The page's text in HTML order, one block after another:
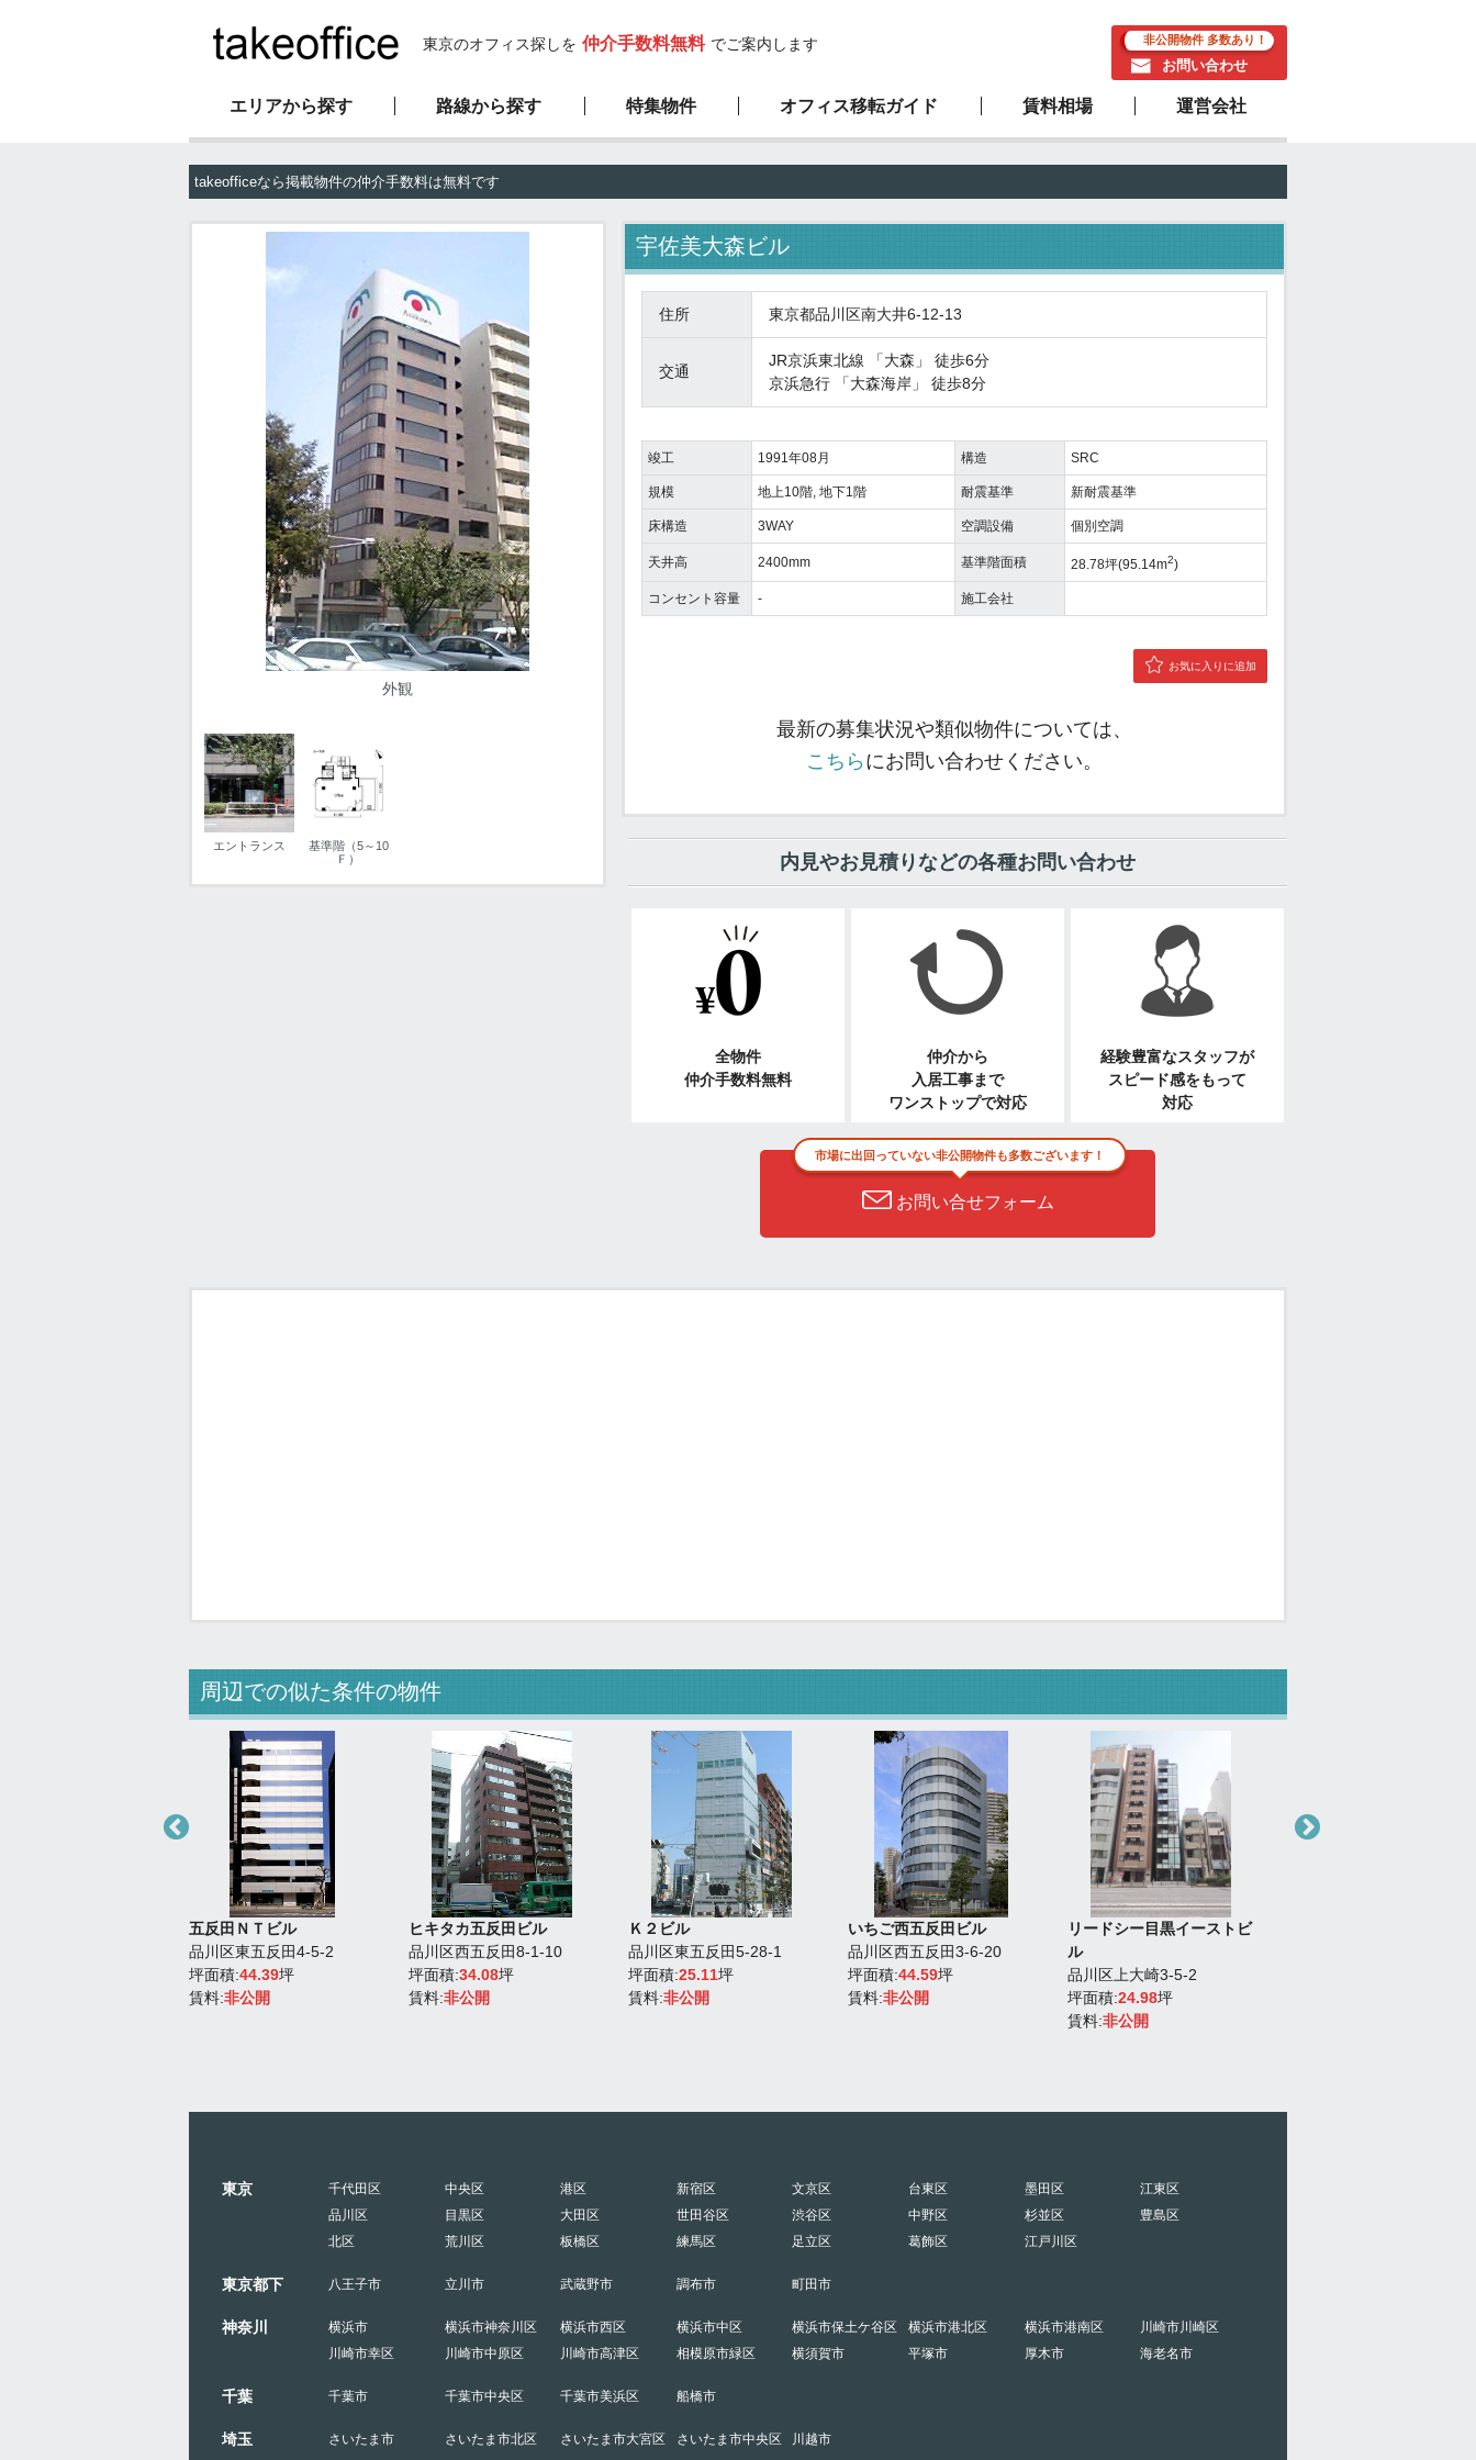
東京のオフィス探しを 仲介手数料無料 でご案内します 非公開物件 多数あり！
お問い合わせ
エリアから探す 路線から探す 特集物件
新耐震基準物件 高層ビル物件 新築物件 駅近物件
オフィス移転ガイド
オフィス移転マニュアル サービスの流れ
賃料相場 運営会社
会社概要 弊社の特徴
takeofficeなら掲載物件の仲介手数料は無料です
宇佐美大森ビル
住所 東京都品川区南大井6-12-13
交通
JR京浜東北線 「大森 」 徒歩6分
京浜急行 「大森海岸 」 徒歩8分
竣工 1991年08月 構造 SRC
規模 地上10階, 地下1階 耐震基準 新耐震基準
床構造 3WAY 空調設備 個別空調
天井高 2400mm 基準階面積 28.78坪(95.14m2)
コンセント容量 - 施工会社
お気に入りに追加
最新の募集状況や類似物件については、
こちら にお問い合わせください。
外観
エントランス
基準階（5～10
Ｆ）
内見やお見積りなどの各種お問い合わせ
全物件
仲介手数料無料
仲介から
入居工事まで
ワンストップで対応
経験豊富なスタッフが
スピード感をもって
対応
市場に出回っていない非公開物件も多数ございます！
お問い合せフォーム
周辺での似た条件の物件
五反田ＮＴビル
品川区東五反田4-5-2
坪面積:44.39坪
賃料:非公開
ヒキタカ五反田ビル
品川区西五反田8-1-10
坪面積:34.08坪
賃料:非公開
Ｋ２ビル
品川区東五反田5-28-1
坪面積:25.11坪
賃料:非公開
いちご西五反田ビル
品川区西五反田3-6-20
坪面積:44.59坪
賃料:非公開
リードシー目黒イーストビ
ル
品川区上大崎3-5-2
坪面積:24.98坪
賃料:非公開
東京 千代田区 中央区 港区 新宿区 文京区 台東区 墨田区
江東区
品川区
目黒区 大田区 世田谷区 渋谷区 中野区 杉並区
豊島区
北区
荒川区 板橋区 練馬区 足立区 葛飾区 江戸川区
東京都下 八王子市 立川市 武蔵野市 調布市 町田市
神奈川 横浜市 横浜市神奈川区 横浜市西区 横浜市中区 横浜市保土ケ谷区 横浜市港北区 横浜市港南区
川崎市川崎区
川崎市幸区
川崎市中原区 川崎市高津区 相模原市緑区 横須賀市 平塚市 厚木市 海老名市
千葉 千葉市 千葉市中央区 千葉市美浜区 船橋市
埼玉 さいたま市 さいたま市北区 さいたま市大宮区 さいたま市中央区 川越市